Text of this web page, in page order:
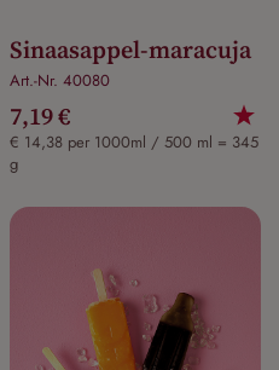
Sinaasappel-maracuja
Art.-Nr. 40080
7,19 €
€ 14,38 per 1000ml / 500 ml = 345
g